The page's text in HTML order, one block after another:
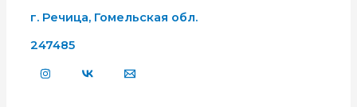
г. Речица, Гомельская обл.
247485